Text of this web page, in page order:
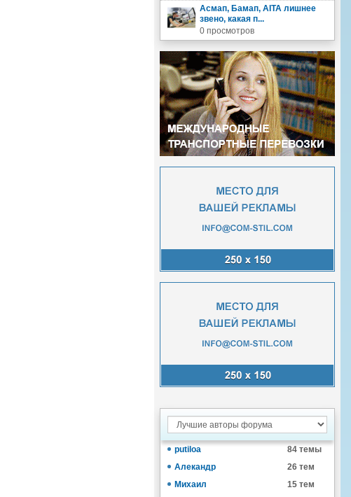
Асмап, Бамап, AITA лишнее
звено, какая п...
0 просмотров
putiloa
84 темы
Алекандр
26 тем
Михаил
15 тем